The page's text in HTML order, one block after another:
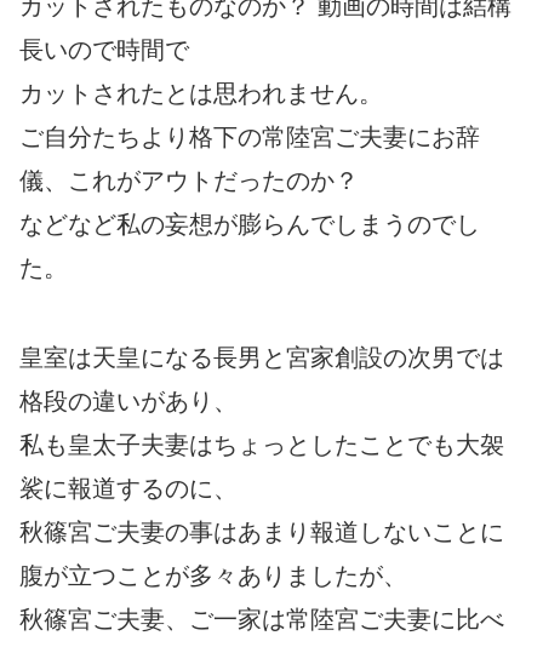
カットされたものなのか？ 動画の時間は結構
長いので時間で
カットされたとは思われません。
ご自分たちより格下の常陸宮ご夫妻にお辞
儀、これがアウトだったのか？
などなど私の妄想が膨らんでしまうのでし
た。
皇室は天皇になる長男と宮家創設の次男では
格段の違いがあり、
私も皇太子夫妻はちょっとしたことでも大袈
裟に報道するのに、
秋篠宮ご夫妻の事はあまり報道しないことに
腹が立つことが多々ありましたが、
秋篠宮ご夫妻、ご一家は常陸宮ご夫妻に比べ